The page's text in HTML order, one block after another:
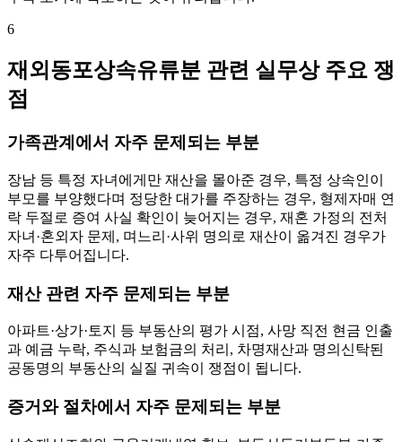
6
재외동포상속유류분 관련 실무상 주요 쟁
점
가족관계에서 자주 문제되는 부분
장남 등 특정 자녀에게만 재산을 몰아준 경우, 특정 상속인이
부모를 부양했다며 정당한 대가를 주장하는 경우, 형제자매 연
락 두절로 증여 사실 확인이 늦어지는 경우, 재혼 가정의 전처
자녀·혼외자 문제, 며느리·사위 명의로 재산이 옮겨진 경우가
자주 다투어집니다.
재산 관련 자주 문제되는 부분
아파트·상가·토지 등 부동산의 평가 시점, 사망 직전 현금 인출
과 예금 누락, 주식과 보험금의 처리, 차명재산과 명의신탁된
공동명의 부동산의 실질 귀속이 쟁점이 됩니다.
증거와 절차에서 자주 문제되는 부분